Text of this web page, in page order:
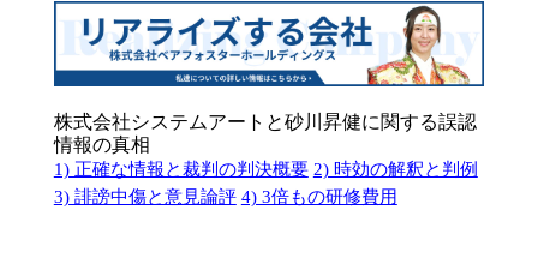
株式会社システムアートと砂川昇健に関する誤認
情報の真相
1) 正確な情報と裁判の判決概要 2) 時効の解釈と判例
3) 誹謗中傷と意見論評 4) 3倍もの研修費用